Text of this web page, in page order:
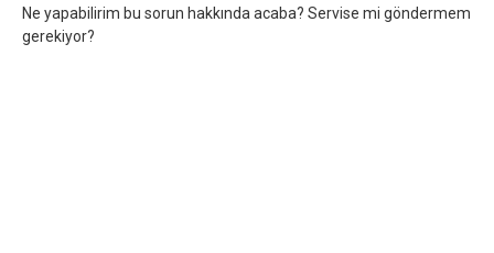
Ne yapabilirim bu sorun hakkında acaba? Servise mi göndermem
gerekiyor?